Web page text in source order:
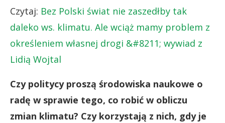
Czytaj: Bez Polski świat nie zaszedłby tak
daleko ws. klimatu. Ale wciąż mamy problem z
określeniem własnej drogi &#8211; wywiad z
Lidią Wojtal
Czy politycy proszą środowiska naukowe o
radę w sprawie tego, co robić w obliczu
zmian klimatu? Czy korzystają z nich, gdy je